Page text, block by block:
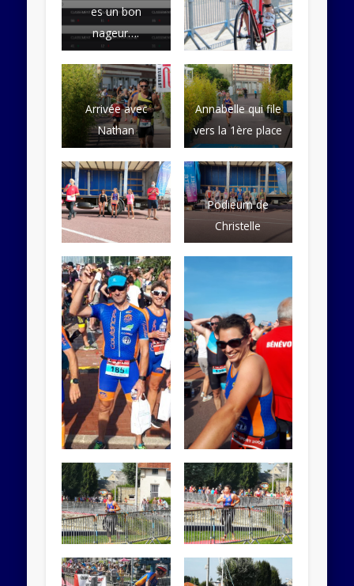
es un bon
nageur….
Arrivée avec
Nathan
Annabelle qui file
vers la 1ère place
Podieum de
Christelle